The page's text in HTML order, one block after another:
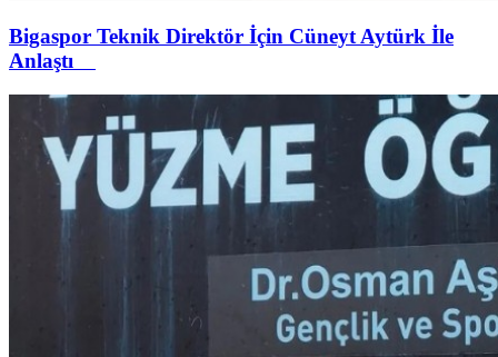
Bigaspor Teknik Direktör İçin Cüneyt Aytürk İle
Anlaştı